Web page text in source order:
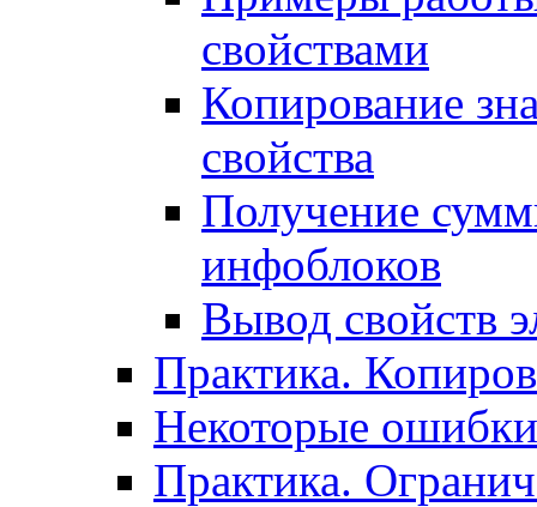
свойствами
Копирование
свойства
Получение
инфоблоков
Вывод свойств
Практика.
Некоторые
Практика.